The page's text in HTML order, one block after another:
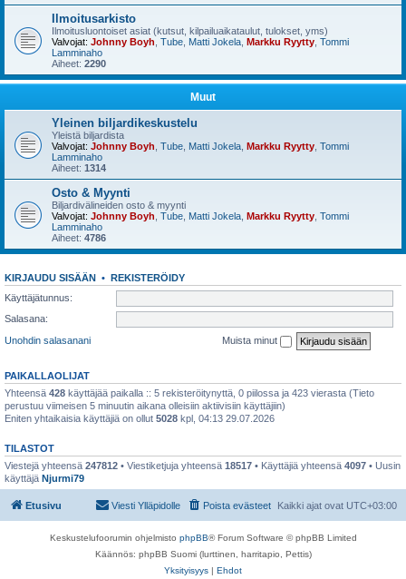
Ilmoitusarkisto
Ilmoitusluontoiset asiat (kutsut, kilpailuaikataulut, tulokset, yms)
Valvojat: Johnny Boyh Tube Matti Jokela Markku Ryytty Tommi
Lamminaho
Aiheet: 2290
Muut
Yleinen biljardikeskustelu
Yleistä biljardista
Valvojat: Johnny Boyh Tube Matti Jokela Markku Ryytty Tommi
Lamminaho
Aiheet: 1314
Osto & Myynti
Biljardivälineiden osto & myynti
Valvojat: Johnny Boyh Tube Matti Jokela Markku Ryytty Tommi
Lamminaho
Aiheet: 4786
KIRJAUDU SISÄÄN • REKISTERÖIDY
Käyttäjätunnus:
Salasana:
Unohdin salasanani
Muista minut
PAIKALLAOLIJAT
Yhteensä 428 käyttäjää paikalla :: 5 rekisteröitynyttä, 0 piilossa ja 423 vierasta (Tieto
perustuu viimeisen 5 minuutin aikana olleisiin aktiivisiin käyttäjiin)
Eniten yhtaikaisia käyttäjiä on ollut 5028 kpl, 04:13 29.07.2026
TILASTOT
Viestejä yhteensä 247812 • Viestiketjuja yhteensä 18517 • Käyttäjiä yhteensä 4097 • Uusin
käyttäjä Njurmi79
Etusivu Kaikki ajat ovat UTC+03:00
Poista evästeet
Viesti Ylläpidolle
Keskustelufoorumin ohjelmisto phpBB® Forum Software © phpBB Limited
Käännös: phpBB Suomi (lurttinen, harritapio, Pettis)
Yksityisyys | Ehdot